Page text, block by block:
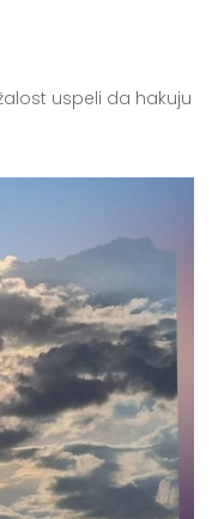
uspeli da hakuju